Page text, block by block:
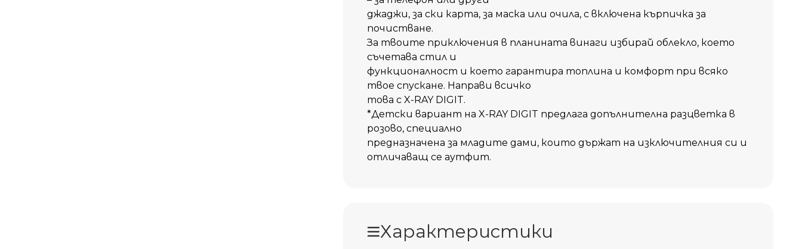
джаджи, за ски карта, за маска или очила, с включена кърпичка за
почистване.
За твоите приключения в планината винаги избирай облекло, което
съчетава стил и
функционалност и което гарантира топлина и комфорт при всяко
твое спускане. Направи всичко
това с X-RAY DIGIT.
*Детски вариант на X-RAY DIGIT предлага допълнителна разцветка в
розово, специално
предназначена за младите дами, които държат на изключителния си и
отличаващ се аутфит.
Характеристики